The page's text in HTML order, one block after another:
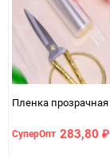
СуперОпт 283,80 ₽